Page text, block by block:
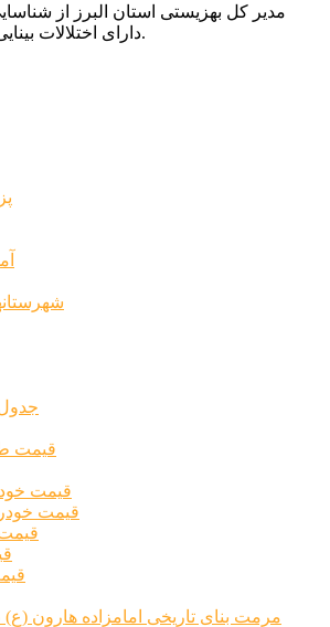
دارای اختلالات بینایی در این استان خبر داد.
جدول
قیمت
قیمت
قیمت
قیمت
مرمت بنای تاریخی امامزاده هارون (ع)